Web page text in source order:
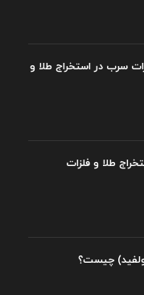
سرب در استخراج طلا و
طلا و فلزات
چیست؟